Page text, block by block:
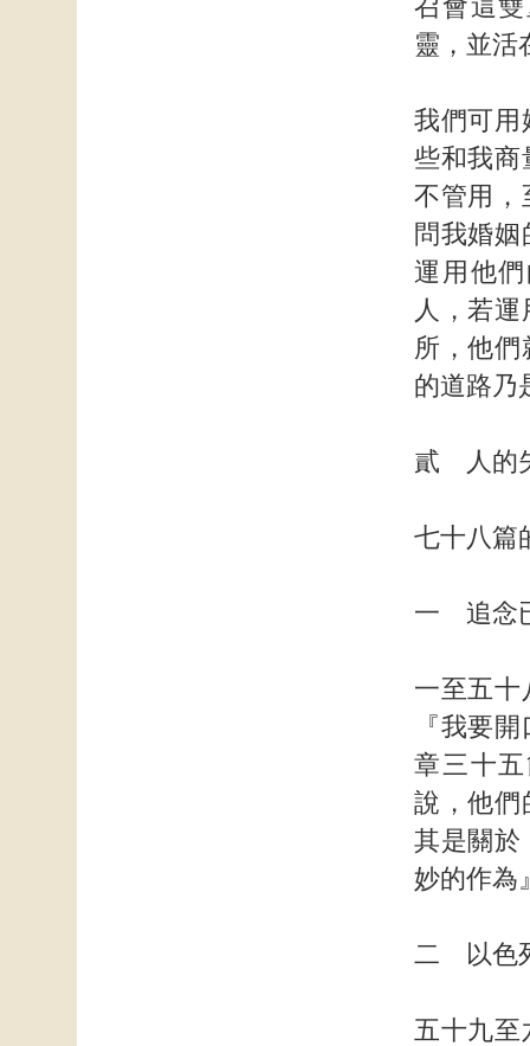
召會這
靈，並活
我們可用
些和我商
不管用，
問我婚
運用他
人，若
所，他
的道路乃
貳 人的
七十八篇
一 追念
一至五十
『我要
章三十
說，他們
其是關於
妙的作為
二 以色
五十九至